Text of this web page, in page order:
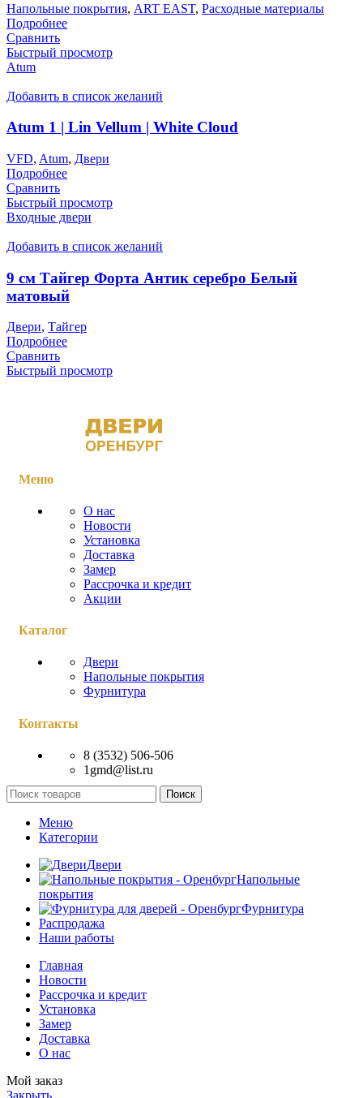
Напольные покрытия, ART EAST, Расходные материалы
Подробнее
Сравнить
Быстрый просмотр
Atum
Добавить в список желаний
Atum 1 | Lin Vellum | White Cloud
VFD, Atum, Двери
Подробнее
Сравнить
Быстрый просмотр
Входные двери
Добавить в список желаний
9 см Тайгер Форта Антик серебро Белый
матовый
Двери, Тайгер
Подробнее
Сравнить
Быстрый просмотр
Меню
О нас
Новости
Установка
Доставка
Замер
Рассрочка и кредит
Акции
Каталог
Двери
Напольные покрытия
Фурнитура
Контакты
8 (3532) 506-506
1gmd@list.ru
Поиск
Меню
Категории
Двери
Напольные
покрытия
Фурнитура
Распродажа
Наши работы
Главная
Новости
Рассрочка и кредит
Установка
Замер
Доставка
О нас
Мой заказ
Закрыть